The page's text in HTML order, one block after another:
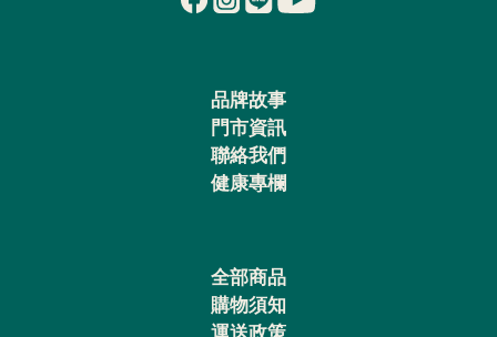
品牌故事
門市資訊
聯絡我們
健康專欄
全部商品
購物須知
運送政策